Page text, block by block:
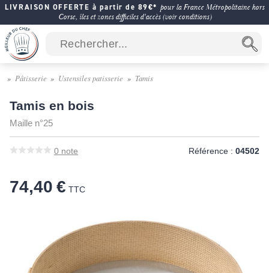
LIVRAISON OFFERTE à partir de 89€* pour la France Métropolitaine hors
Corse, îles et zones difficiles d'accès (voir conditions)
Pâtisserie Ustensiles patisserie Tamis
Tamis en bois
Maille n°25
0 note Référence : 04502
74,40 € TTC